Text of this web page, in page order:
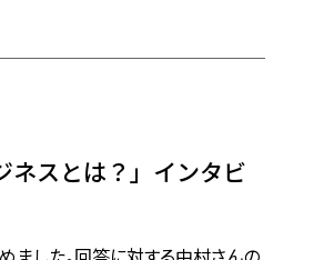
ネスとは？」インタビ